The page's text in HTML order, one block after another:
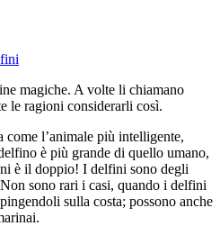
magiche. A volte li chiamano
le ragioni considerarli così.
come l’animale più intelligente,
è più grande di quello umano,
è il doppio! I delfini sono degli
sono rari i casi, quando i delfini
sulla costa; possono anche